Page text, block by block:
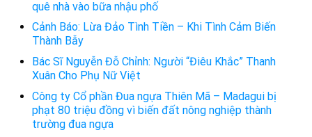
quê nhà vào bữa nhậu phố
Cảnh Báo: Lừa Đảo Tình Tiền – Khi Tình Cảm Biến
Thành Bẫy
Bác Sĩ Nguyễn Đỗ Chỉnh: Người “Điêu Khắc” Thanh
Xuân Cho Phụ Nữ Việt
Công ty Cổ phần Đua ngựa Thiên Mã – Madagui bị
phạt 80 triệu đồng vì biến đất nông nghiệp thành
trường đua ngựa